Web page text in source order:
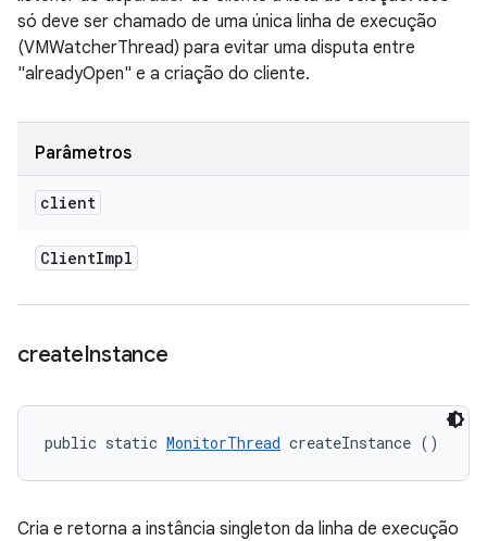
só deve ser chamado de uma única linha de execução
(VMWatcherThread) para evitar uma disputa entre
"alreadyOpen" e a criação do cliente.
Parâmetros
client
ClientImpl
createInstance
public static MonitorThread createInstance ()
Cria e retorna a instância singleton da linha de execução